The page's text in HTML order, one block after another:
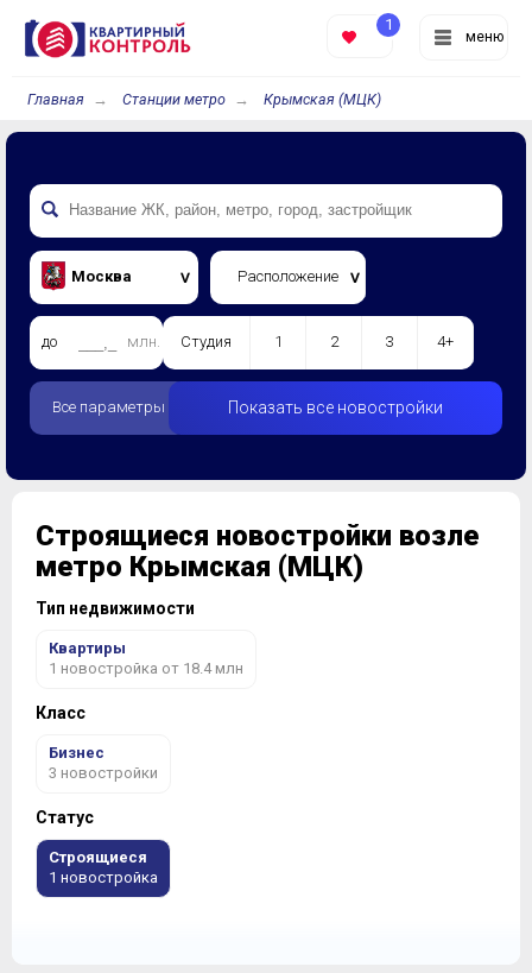
меню
1
Главная Станции метро Крымская (МЦК)
Москва Расположение
до млн. Студия 1 2 3 4+
Все параметры Показать все новостройки
Строящиеся новостройки возле
метро Крымская (МЦК)
Тип недвижимости
Квартиры
1 новостройка от 18.4 млн
Класс
Бизнес
3 новостройки
Статус
Строящиеся
1 новостройка